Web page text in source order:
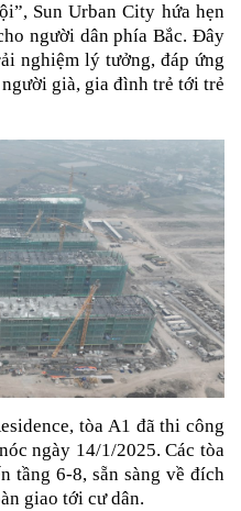
Sun Urban City hứa hẹn
người dân phía Bắc. Đây
nghiệm lý tưởng, đáp ứng
già, gia đình trẻ tới trẻ
tòa A1 đã thi công
ngày 14/1/2025. Các tòa
tầng 6-8, sẵn sàng về đích
giao tới cư dân.